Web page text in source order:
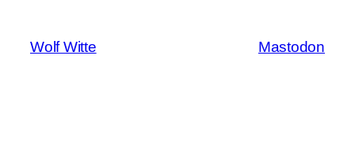
springen
Wolf Witte Mastodon